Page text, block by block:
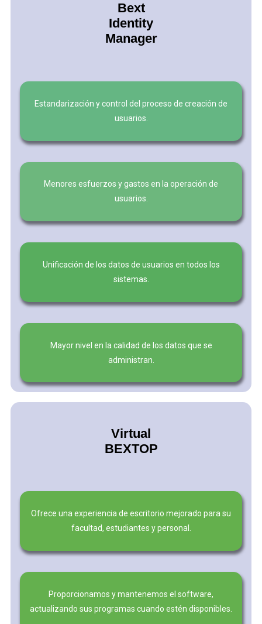
Bext
Identity
Manager
Estandarización y control del proceso de creación de
usuarios.
Menores esfuerzos y gastos en la operación de
usuarios.
Unificación de los datos de usuarios en todos los
sistemas.
Mayor nivel en la calidad de los datos que se
administran.
Virtual
BEXTOP
Ofrece una experiencia de escritorio mejorado para su
facultad, estudiantes y personal.
Proporcionamos y mantenemos el software,
actualizando sus programas cuando estén disponibles.